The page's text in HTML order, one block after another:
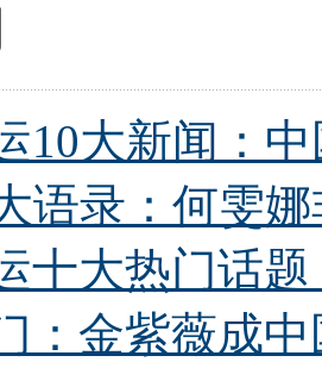
10大新闻：
语录：何雯
十大热门话
：金紫薇成